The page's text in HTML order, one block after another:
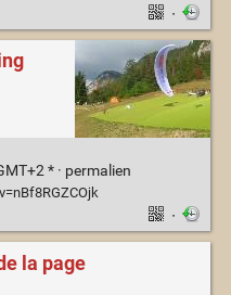
·
* · permalien
·
la page